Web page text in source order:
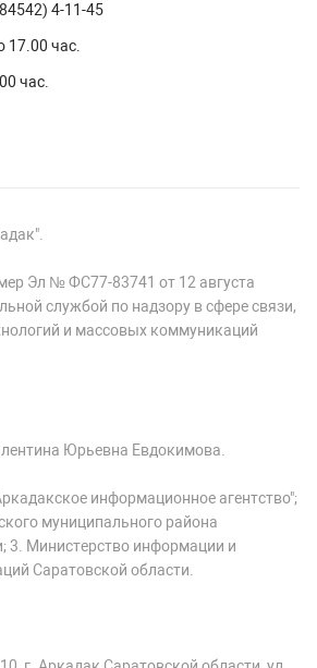
4-11-45
17.00 час.
час.
Эл № ФС77-83741 от 12 августа
службой по надзору в сфере связи,
и массовых коммуникаций
Юрьевна Евдокимова.
информационное агентство";
муниципального района
3. Министерство информации и
Саратовской области.